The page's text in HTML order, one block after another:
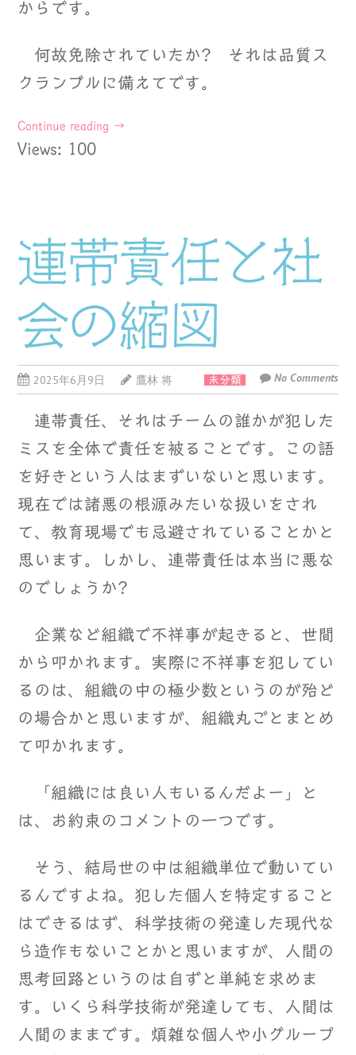
からです。
何故免除されていたか? それは品質ス
クランブルに備えてです。
Continue reading →
Views: 100
連帯責任と社
会の縮図
2025年6月9日 鷹林 将 未分類 No Comments
連帯責任、それはチームの誰かが犯した
ミスを全体で責任を被ることです。この語
を好きという人はまずいないと思います。
現在では諸悪の根源みたいな扱いをされ
て、教育現場でも忌避されていることかと
思います。しかし、連帯責任は本当に悪な
のでしょうか?
企業など組織で不祥事が起きると、世間
から叩かれます。実際に不祥事を犯してい
るのは、組織の中の極少数というのが殆ど
の場合かと思いますが、組織丸ごとまとめ
て叩かれます。
「組織には良い人もいるんだよー」と
は、お約束のコメントの一つです。
そう、結局世の中は組織単位で動いてい
るんですよね。犯した個人を特定すること
はできるはず、科学技術の発達した現代な
ら造作もないことかと思いますが、人間の
思考回路というのは自ずと単純を求めま
す。いくら科学技術が発達しても、人間は
人間のままです。煩雑な個人や小グループ